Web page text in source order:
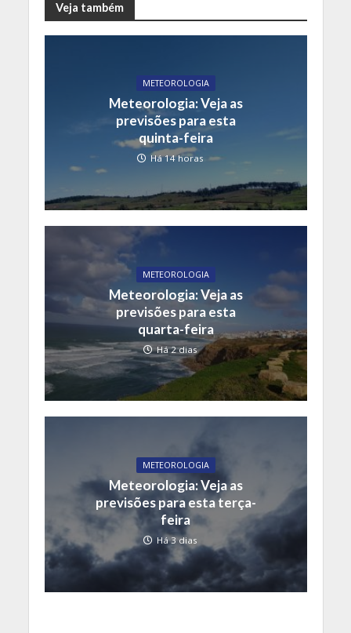
Veja também
METEOROLOGIA
Meteorologia: Veja as
previsões para esta
quinta-feira
Há 14 horas
METEOROLOGIA
Meteorologia: Veja as
previsões para esta
quarta-feira
Há 2 dias
METEOROLOGIA
Meteorologia: Veja as
previsões para esta terça-
feira
Há 3 dias